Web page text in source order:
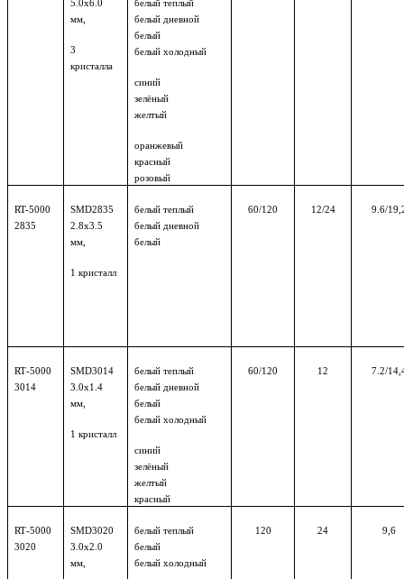
5.0х6.0
мм,
3
кристалла
белый теплый
белый дневной
белый
белый холодный
синий
зелёный
желтый
оранжевый
красный
розовый
RT-5000
2835
SMD2835
2.8х3.5
мм,
1 кристалл
белый теплый
белый дневной
белый
60/120 12/24 9.6/
RT-5000
3014
SMD3014
3.0х1.4
мм,
1 кристалл
белый теплый
белый дневной
белый
белый холодный
синий
зелёный
желтый
красный
60/120 12 7.2/
RT-5000
3020
SMD3020
3.0х2.0
мм,
белый теплый
белый
белый холодный
120 24 9,6